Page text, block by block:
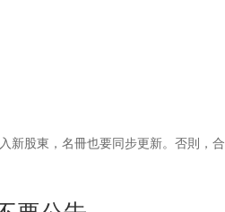
新股東，名冊也要同步更新。否則，合